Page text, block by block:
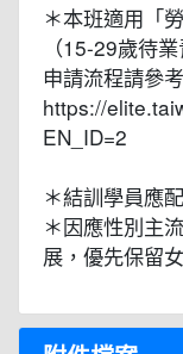
＊本班適用「
（15-29歲待業
申請流程請參考
https://
EN_ID=2
＊結訓學員應
＊因應性別主
展，優先保留